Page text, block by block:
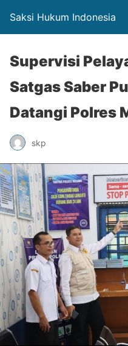
Saksi Hukum Indonesia
Supervisi
Satgas Saber
Datangi Polres
skp